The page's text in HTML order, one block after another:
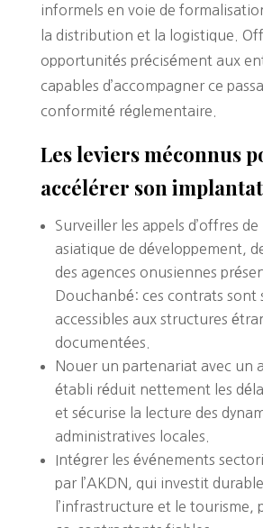
informels en voie de
la distribution et la logistique.
opportunités précisément aux
capables d’accompagner ce
conformité réglementaire.
Les leviers méconnus
accélérer son
Surveiller les appels d’offres
asiatique de développement,
des agences onusiennes
Douchanbé: ces contrats sont
accessibles aux structures
documentées.
Nouer un partenariat avec un
établi réduit nettement les
et sécurise la lecture des
administratives locales.
Intégrer les événements
par l’AKDN, qui investit
l’infrastructure et le tourisme,